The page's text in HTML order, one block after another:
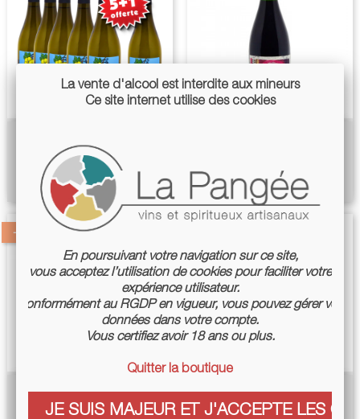
Offerte )
Prix
de
base
43,20 € Prix
36,00 €
Prix
base
15,80 € Prix
14,22 €
Poolside 2021 - Tom
Shobbrook
-5%
Ottavio Rube Bianco 2023 -
Valli Unite
La vente d'alcool est interdite aux mineurs
Ce site internet utilise des cookies
En poursuivant votre navigation sur ce site,
vous acceptez l’utilisation de cookies pour faciliter votre
expérience utilisateur.
Conformément au RGDP en vigueur, vous pouvez gérer vos
données dans votre compte.
Vous certifiez avoir 18 ans ou plus.
Quitter la boutique
JE SUIS MAJEUR ET J'ACCEPTE LES